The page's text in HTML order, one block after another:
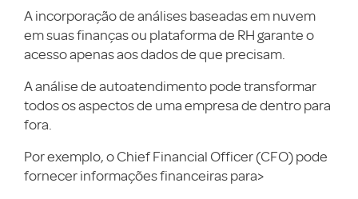
A incorporação de análises baseadas em nuvem
em suas finanças ou plataforma de RH garante o
acesso apenas aos dados de que precisam.
A análise de autoatendimento pode transformar
todos os aspectos de uma empresa de dentro para
fora.
Por exemplo, o Chief Financial Officer (CFO) pode
fornecer informações financeiras para>